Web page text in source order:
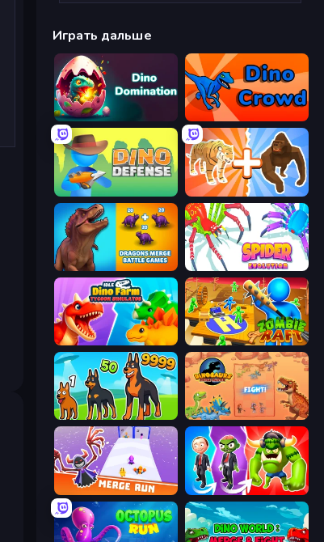
Играть дальше
Dino Domination Dino Crowd
Dino Defense Animal DNA Run
Dragons Merge: Battle Games Spider Evolution: Runner Game
Idle Dino Farm Tycoon Simulator 3D Zombie Raft
Dogs vs Aliens Dinosaurs Merge Master
Merge Run Infection Town of Zombies